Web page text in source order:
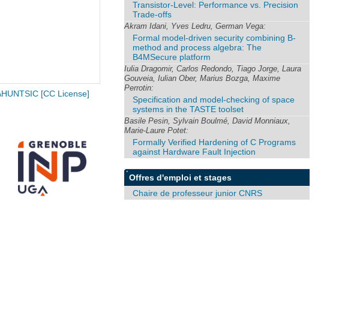
Transistor-Level: Performance vs. Precision
Trade-offs
Akram Idani, Yves Ledru, German Vega:
Formal model-driven security combining B-
method and process algebra: The
B4MSecure platform
Iulia Dragomir, Carlos Redondo, Tiago Jorge, Laura
Gouveia, Iulian Ober, Marius Bozga, Maxime
Perrotin:
Specification and model-checking of space
systems in the TASTE toolset
Basile Pesin, Sylvain Boulmé, David Monniaux,
Marie-Laure Potet:
Formally Verified Hardening of C Programs
against Hardware Fault Injection
Offres d'emploi et stages
Chaire de professeur junior CNRS
[CC License]